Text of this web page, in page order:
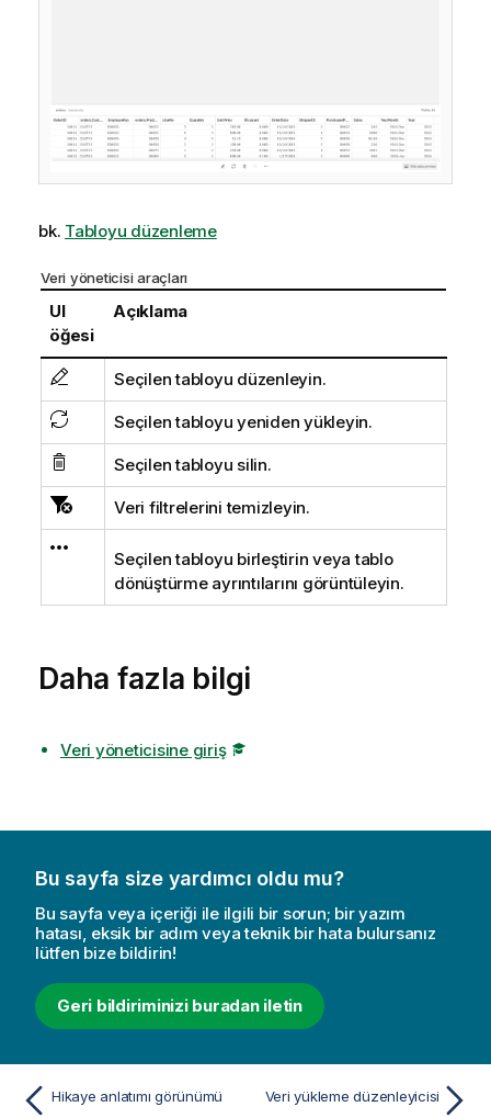
bk. Tabloyu düzenleme
Veri yöneticisi araçları
UI
öğesi
Açıklama
Seçilen tabloyu düzenleyin.
Seçilen tabloyu yeniden yükleyin.
Seçilen tabloyu silin.
Veri filtrelerini temizleyin.
Seçilen tabloyu birleştirin veya tablo
dönüştürme ayrıntılarını görüntüleyin.
Daha fazla bilgi
Veri yöneticisine giriş
Bu sayfa size yardımcı oldu mu?
Bu sayfa veya içeriği ile ilgili bir sorun; bir yazım
hatası, eksik bir adım veya teknik bir hata bulursanız
lütfen bize bildirin!
Geri bildiriminizi buradan iletin
Hikaye anlatımı görünümü Veri yükleme düzenleyicisi